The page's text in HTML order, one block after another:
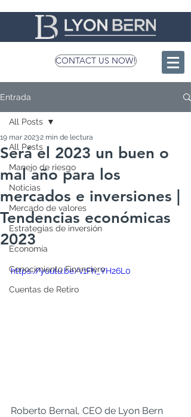
CONTACT US NOW!
Entrada
All Posts
Manejo de riesgo
Noticias
Mercado de valores
Estrategias de inversión
Economía
Conocimiento Financiero
Cuentas de Retiro
All Posts
Será el 2023 un buen o
mal año para los
mercados e inversiones |
Tendencias económicas
2023
19 mar 20232 min de lectura
https://youtu.be/v1Fh_YH26L0
Roberto Bernal, CEO de Lyon Bern